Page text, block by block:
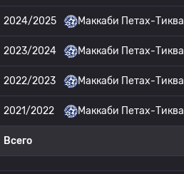
2024/2025 Маккаби Петах-Тиква
2023/2024 Маккаби Петах-Тиква
2022/2023 Маккаби Петах-Тиква
2021/2022 Маккаби Петах-Тиква
Всего